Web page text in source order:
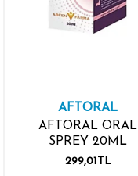
AFTORAL
AFTORAL ORAL
SPREY 20ML
299,01TL